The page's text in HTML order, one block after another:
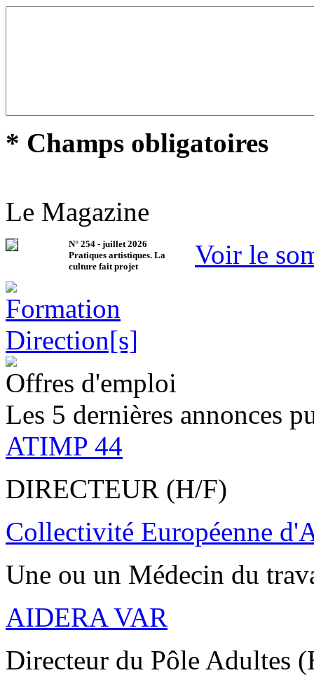
* Champs obligatoires
Le Magazine
N° 254 - juillet 2026
Pratiques artistiques. La
culture fait projet
Voir le
Offres d'emploi
Les 5 dernières annonces
ATIMP 44
DIRECTEUR (H/F)
Collectivité Européenne
Une ou un Médecin du
AIDERA VAR
Directeur du Pôle Adultes